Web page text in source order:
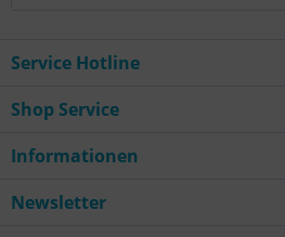
Service Hotline
Shop Service
Informationen
Newsletter